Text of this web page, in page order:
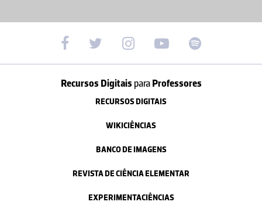
Recursos Digitais paraProfessores
RECURSOS DIGITAIS
WIKICIÊNCIAS
BANCO DE IMAGENS
REVISTA DE CIÊNCIA ELEMENTAR
EXPERIMENTACIÊNCIAS